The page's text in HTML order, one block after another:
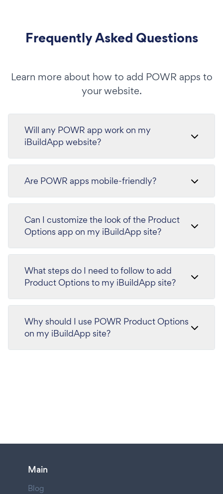
Frequently Asked Questions
Learn more about how to add POWR apps to
your website.
Will any POWR app work on my
iBuildApp website?
Are POWR apps mobile-friendly?
Can I customize the look of the Product
Options app on my iBuildApp site?
What steps do I need to follow to add
Product Options to my iBuildApp site?
Why should I use POWR Product Options
on my iBuildApp site?
Main
Blog